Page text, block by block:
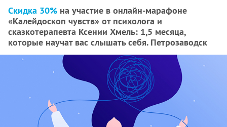
Скидка 30% на участие в онлайн-марафоне
«Калейдоскоп чувств» от психолога и
сказкотерапевта Ксении Хмель: 1,5 месяца,
которые научат вас слышать себя. Петрозаводск